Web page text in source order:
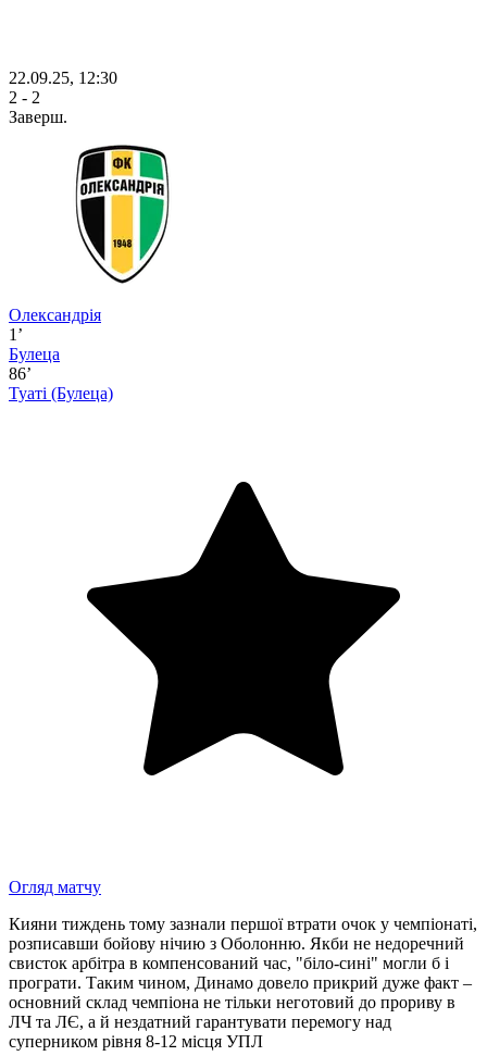
22.09.25, 12:30
2 - 2
Заверш.
Олександрія
1’
Булеца
86’
Туаті (Булеца)
Огляд матчу
Кияни тиждень тому зазнали першої втрати очок у чемпіонаті,
розписавши бойову нічию з Оболонню. Якби не недоречний
свисток арбітра в компенсований час, "біло-сині" могли б і
програти. Таким чином, Динамо довело прикрий дуже факт –
основний склад чемпіона не тільки неготовий до прориву в
ЛЧ та ЛЄ, а й нездатний гарантувати перемогу над
суперником рівня 8-12 місця УПЛ